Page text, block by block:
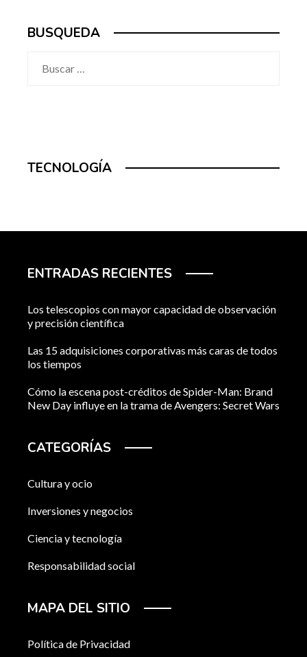
BUSQUEDA
TECNOLOGÍA
ENTRADAS RECIENTES
Los telescopios con mayor capacidad de observación
y precisión científica
Las 15 adquisiciones corporativas más caras de todos
los tiempos
Cómo la escena post-créditos de Spider-Man: Brand
New Day influye en la trama de Avengers: Secret Wars
CATEGORÍAS
Cultura y ocio
Inversiones y negocios
Ciencia y tecnología
Responsabilidad social
MAPA DEL SITIO
Política de Privacidad